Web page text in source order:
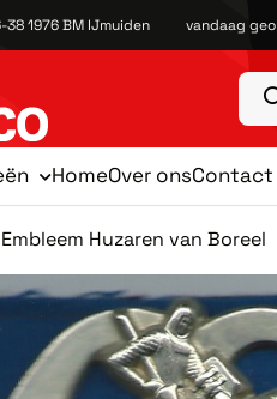
1976 BM IJmuiden vandaag
HomeOver onsContact
Huzaren van Boreel